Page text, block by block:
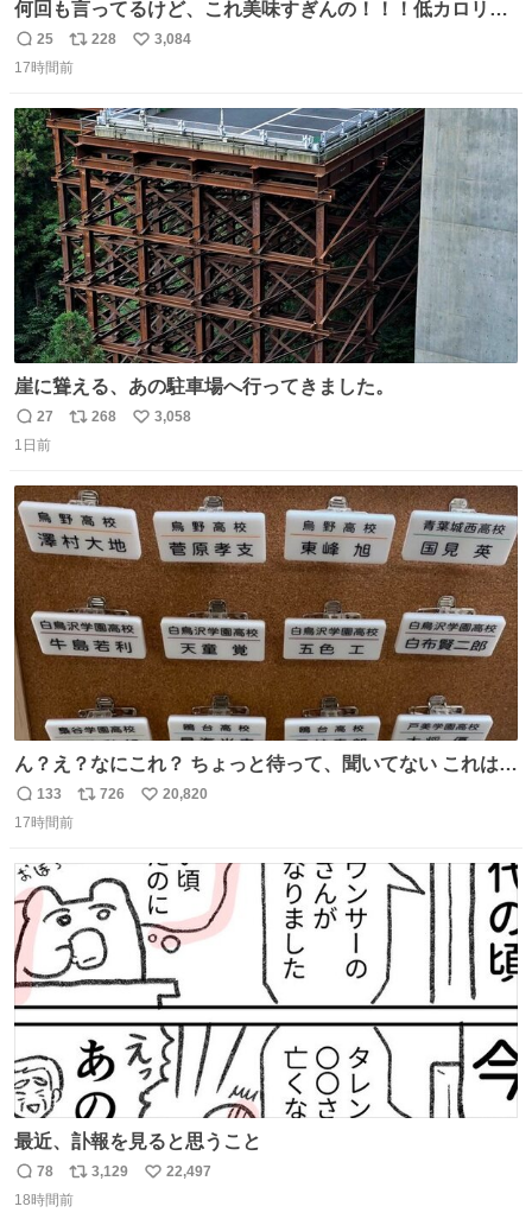
何回も言ってるけど、これ美味すぎんの！！！低カロリー
で満足感エグいから一生食べてる😭
返
信
25
リ
ポ
ト
数
228
い
数
3,084
17時間前
崖に聳える、あの駐車場へ行ってきました。
返
信
27
リ
ト
数
268
い
数
3,058
1日前
ん？え？なにこれ？ ちょっと待って、聞いてない これは販
売されているのもですか？
返
信
133
リ
ト
数
726
い
数
20,820
17時間前
最近、訃報を見ると思うこと
返
信
78
リ
ポ
3,129
い
22,497
18時間前